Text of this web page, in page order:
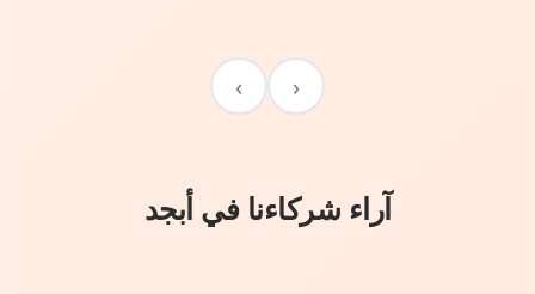
‹
›
آراء شركاءنا في أبجد